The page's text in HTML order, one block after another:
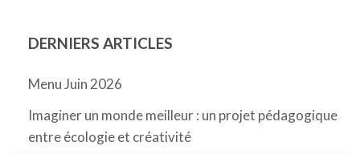
DERNIERS ARTICLES
Menu Juin 2026
Imaginer un monde meilleur : un projet pédagogique
entre écologie et créativité